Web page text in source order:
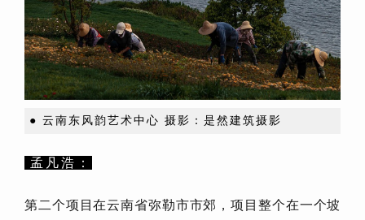
● 云南东风韵艺术中心 摄影：是然建筑摄影
孟凡浩：
第二个项目在云南省弥勒市市郊，项目整个在一个坡